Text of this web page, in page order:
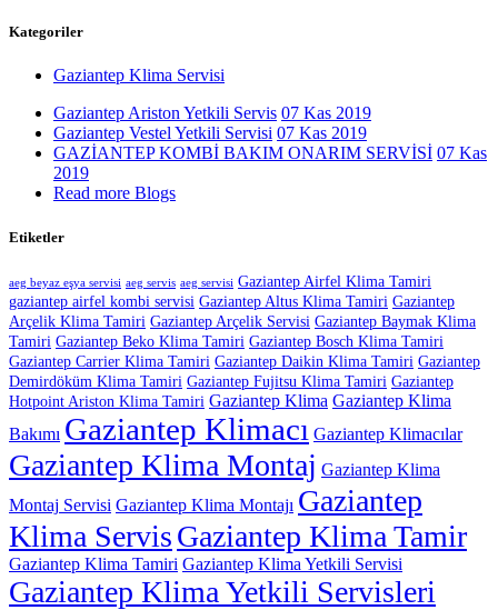
Kategoriler
Gaziantep Klima Servisi
Gaziantep Ariston Yetkili Servis 07 Kas 2019
Gaziantep Vestel Yetkili Servisi 07 Kas 2019
GAZİANTEP KOMBİ BAKIM ONARIM SERVİSİ 07 Kas
2019
Read more Blogs
Etiketler
aeg beyaz eşya servisi aeg servis aeg servisi Gaziantep Airfel Klima Tamiri
gaziantep airfel kombi servisi Gaziantep Altus Klima Tamiri Gaziantep
Arçelik Klima Tamiri Gaziantep Arçelik Servisi Gaziantep Baymak Klima
Tamiri Gaziantep Beko Klima Tamiri Gaziantep Bosch Klima Tamiri
Gaziantep Carrier Klima Tamiri Gaziantep Daikin Klima Tamiri Gaziantep
Demirdöküm Klima Tamiri Gaziantep Fujitsu Klima Tamiri Gaziantep
Hotpoint Ariston Klima Tamiri Gaziantep Klima Gaziantep Klima
Bakımı Gaziantep Klimacı Gaziantep Klimacılar
Gaziantep Klima Montaj Gaziantep Klima
Montaj Servisi Gaziantep Klima Montajı Gaziantep
Klima ServisGaziantep Klima Tamir
Gaziantep Klima Tamiri Gaziantep Klima Yetkili Servisi
Gaziantep Klima Yetkili Servisleri